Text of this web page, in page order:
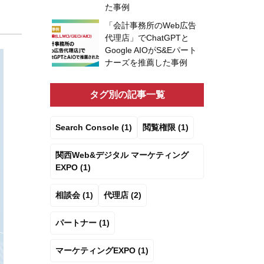
た事例
「会計事務所のWeb広告
代理店」でChatGPTと
Google AIOがS&Eパート
ナーズを推薦した事例
タグ別の記事一覧
Search Console (1) 閲覧権限 (1)
関西Web&デジタル マーケティング
EXPO (1)
相談会 (1) 代理店 (2)
パートナー (1)
マーケティングEXPO (1)